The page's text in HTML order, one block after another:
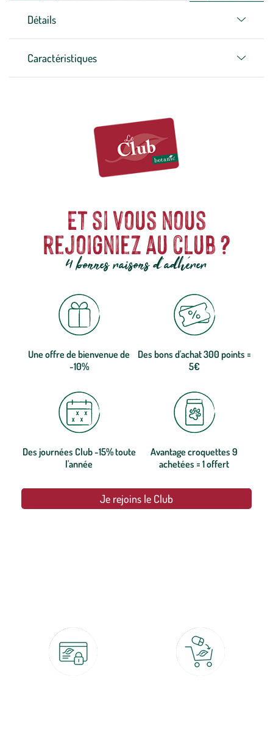
Détails
Caractéristiques
Et si vous nous
rejoigniez au club ?
4 bonnes raisons d'adhérer
Une offre de bienvenue de
-10%
Des bons d'achat 300 points =
5€
Des journées Club -15% toute
l'année
Avantage croquettes 9
achetées = 1 offert
Je rejoins le Club